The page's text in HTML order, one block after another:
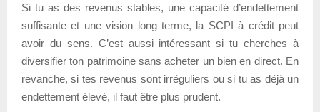
Si tu as des revenus stables, une capacité d’endettement
suffisante et une vision long terme, la SCPI à crédit peut
avoir du sens. C’est aussi intéressant si tu cherches à
diversifier ton patrimoine sans acheter un bien en direct. En
revanche, si tes revenus sont irréguliers ou si tu as déjà un
endettement élevé, il faut être plus prudent.